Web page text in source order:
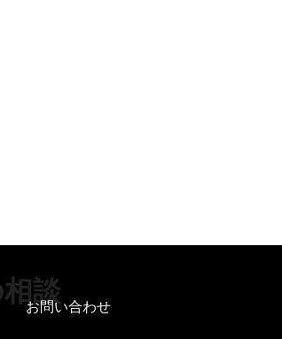
談
お問い合わせ